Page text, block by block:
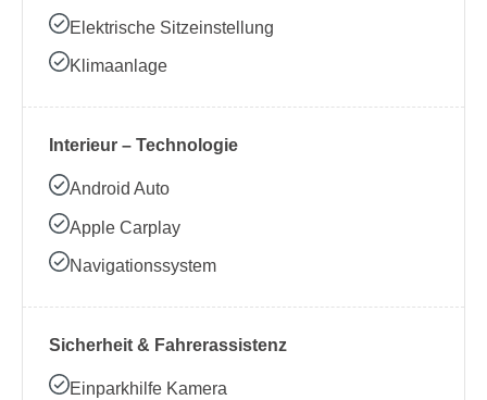
Elektrische Sitzeinstellung
Klimaanlage
Interieur – Technologie
Android Auto
Apple Carplay
Navigationssystem
Sicherheit & Fahrerassistenz
Einparkhilfe Kamera